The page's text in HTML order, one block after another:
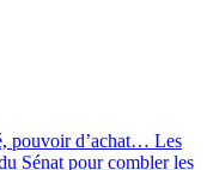
pouvoir d’achat… Les
Sénat pour combler les